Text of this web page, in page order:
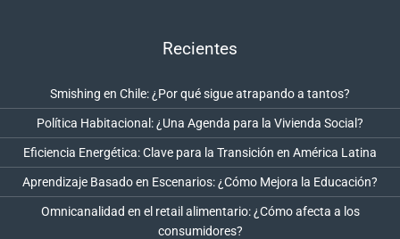
Recientes
Smishing en Chile: ¿Por qué sigue atrapando a tantos?
Política Habitacional: ¿Una Agenda para la Vivienda Social?
Eficiencia Energética: Clave para la Transición en América Latina
Aprendizaje Basado en Escenarios: ¿Cómo Mejora la Educación?
Omnicanalidad en el retail alimentario: ¿Cómo afecta a los
consumidores?